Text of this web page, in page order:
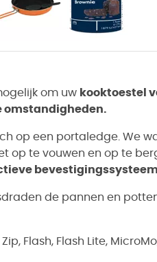
om uw kooktoestel
omstandigheden.
op een portaledge. We
op te vouwen en op te
bevestigingssysteem
de pannen en
Flash, Flash Lite, MicroMo,